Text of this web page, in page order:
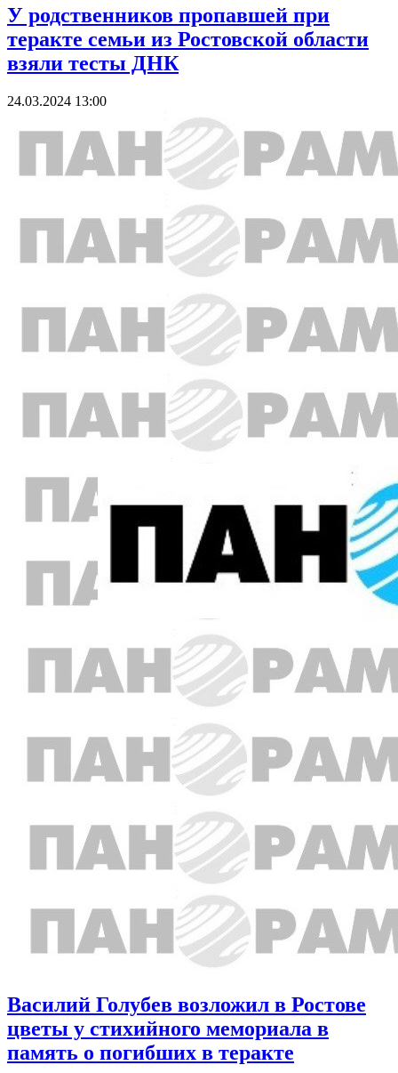
У родственников пропавшей при
теракте семьи из Ростовской области
взяли тесты ДНК
24.03.2024 13:00
Василий Голубев возложил в Ростове
цветы у стихийного мемориала в
память о погибших в теракте